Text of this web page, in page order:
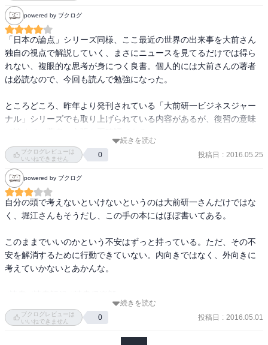
中国人を呼ぶ　バイドゥに広告　4万
ニセコ　2019 パークハイアット、2020 リッツカールトン
富士山静岡空港　一泊5万の補助金　中国人
考えられる人、方向を示せる人、構想を練られる人を集める
日本に必要なのは、ブランド、と価格設定能力
青葉ジャパンインタナショナルスクール　サマースクール
中国大陸からアメリカにわたって成功した人は少ない
ジャック・マー、ロビン・リー
powered by ブクログ
「日本の論点」シリーズ同様、ここ最近の世界の出来事を大前さん
独自の視点で解説していく、まさにニュースを見てるだけでは得ら
れない、複眼的な思考が身につく良書。個人的には大前さんの著者
は必読なので、今回も読んで勉強になった。
ところどころ、昨年より発刊されている「大前研一ビジネスジャー
ナル」シリーズでも取り上げられている内容があるが、復習の意味
続きを読む
ブクログレビューは
いいねできません
0 投稿日 : 2016.05.25
powered by ブクログ
自分の頭で考えないといけないというのは大前研一さんだけではな
く、堀江さんもそうだし、この手の本にはほぼ書いてある。
このままでいいのかという不安はずっと持っている。ただ、その不
安を解消するために行動できていない。内向きではなく、外向きに
考えていかないとあかんな。
#ニュースで学べない日本経済
#大前研一
続きを読む
ブクログレビューは
いいねできません
0 投稿日 : 2016.05.01